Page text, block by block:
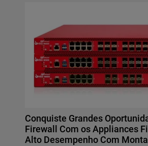
Conquiste Grandes
Firewall Com os Appliances
Alto Desempenho Com